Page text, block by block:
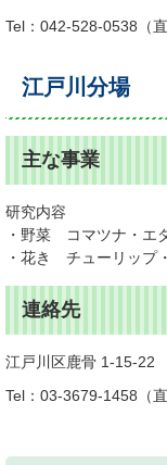
Tel：042-528-0538
江戸川分場
主な事業
研究内容
・野菜 コマツナ・エ
・花き チューリップ
連絡先
江戸川区鹿骨 1-15-22
Tel：03-3679-1458